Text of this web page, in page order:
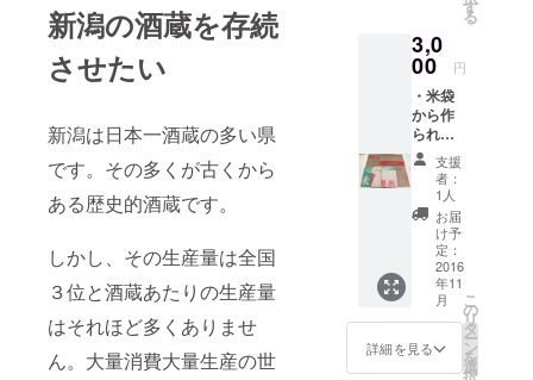
新潟の酒蔵を存続
させたい
新潟は日本一酒蔵の多い県
です。その多くが古くから
ある歴史的酒蔵です。
しかし、その生産量は全国
３位と酒蔵あたりの生産量
はそれほど多くありませ
ん。大量消費大量生産の世
います。
なにより、
この地域で
の暮らしを
楽しむ人間
力こそが魅
力です。
CAMPFIRE×
LOCAL 新潟
県のパート
ナーです。
す
る
3,0
00 円
・米袋
から作
られた
クリア
ファイ
ル A4サ
イズ ※
柄はお
選びい
ただけ
ません
・米袋
から作
られた
ノート
支援
者：
1人
お届
け予
定：
2016
年11
月
詳細を見る
こ
の
リ
タ
ー
ン
を
選